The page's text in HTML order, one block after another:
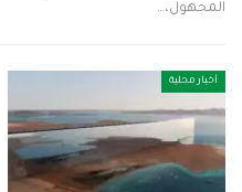
المجهول،…
أخبار محلية